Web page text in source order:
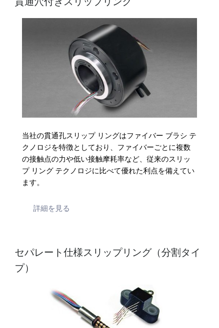
当社の貫通孔スリップ リングはファイバー ブラシ テ
クノロジを特徴としており、ファイバーごとに複数
の接触点の力や低い接触摩耗率など、従来のスリッ
プ リング テクノロジに比べて優れた利点を備えてい
ます。
詳細を見る
セパレート仕様スリップリング（分割タイ
プ）